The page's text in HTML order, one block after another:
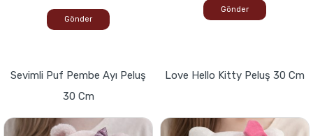
Gönder
Gönder
Sevimli Puf Pembe Ayı Peluş
30 Cm
Love Hello Kitty Peluş 30 Cm